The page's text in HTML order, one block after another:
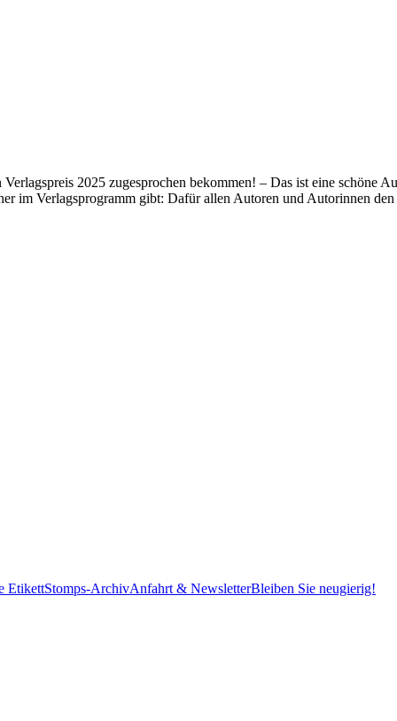
2025 zugesprochen bekommen! – Das ist eine schöne
im Verlagsprogramm gibt: Dafür allen Autoren und Autorinnen
EtikettStomps-ArchivAnfahrt & NewsletterBleiben Sie neugierig!